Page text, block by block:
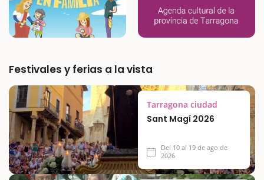
Festivales y ferias a la vista
Tarragona ciudad
Sant Magí 2026
Del 10 al 19 de ago de
2026